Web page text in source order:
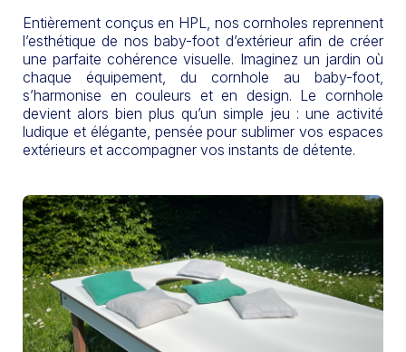
Entièrement conçus en HPL, nos cornholes reprennent
l’esthétique de nos baby-foot d’extérieur afin de créer
une parfaite cohérence visuelle. Imaginez un jardin où
chaque équipement, du cornhole au baby-foot,
s’harmonise en couleurs et en design. Le cornhole
devient alors bien plus qu’un simple jeu : une activité
ludique et élégante, pensée pour sublimer vos espaces
extérieurs et accompagner vos instants de détente.